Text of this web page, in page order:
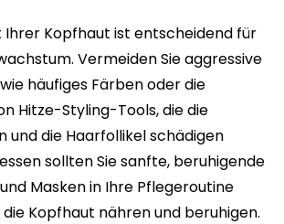
Ihrer Kopfhaut ist entscheidend für
Vermeiden Sie aggressive
häufiges Färben oder die
Hitze-Styling-Tools, die die
und die Haarfollikel schädigen
sollten Sie sanfte, beruhigende
Masken in Ihre Pflegeroutine
Kopfhaut nähren und beruhigen.